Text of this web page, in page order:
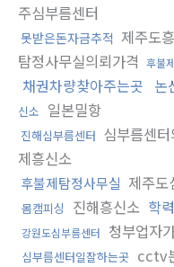
주심부름센터
못받은돈자금추적 제주도
탐정사무실의뢰가격 후불
채권차량찾아주는곳 논
신소 일본밀항
진해심부름센터 심부름센
제흥신소
후불제탐정사무실 제주도
몸캠피싱 진해흥신소 학
강원도심부름센터 청부업자
심부름센터일잘하는곳 cctv